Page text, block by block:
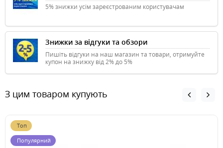
5% знижки усім зареєстрованим користувачам
Знижки за відгуки та обзори
Пишіть відгуки на наш магазин та товари, отримуйте
купон на знижку від 2% до 5%
З цим товаром купують
Топ
Популярний